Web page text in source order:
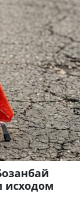
исходом